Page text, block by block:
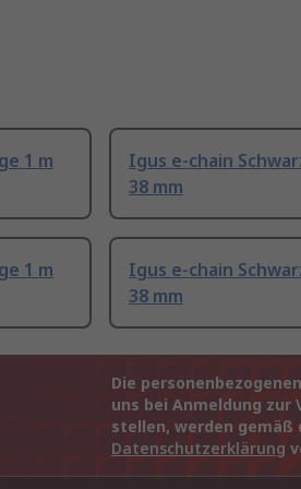
1 m
Igus e-chain
38 mm
1 m
Igus e-chain
38 mm
Die
uns bei Anmeldung zur
stellen, werden gemäß
Datenschutzerklärung